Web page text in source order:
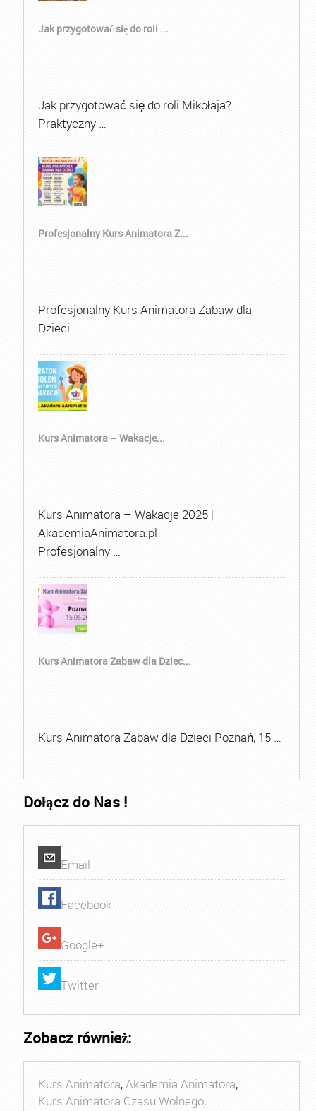
Jak przygotować się do roli ...
Jak przygotować się do roli Mikołaja?
Praktyczny …
Profesjonalny Kurs Animatora Z...
Profesjonalny Kurs Animatora Zabaw dla
Dzieci — …
Kurs Animatora – Wakacje...
Kurs Animatora – Wakacje 2025 |
AkademiaAnimatora.pl
Profesjonalny …
Kurs Animatora Zabaw dla Dziec...
Kurs Animatora Zabaw dla Dzieci Poznań, 15 …
Dołącz do Nas !
Email
Facebook
Google+
Twitter
Zobacz również:
Kurs Animatora,Akademia Animatora,
Kurs Animatora Czasu Wolnego,